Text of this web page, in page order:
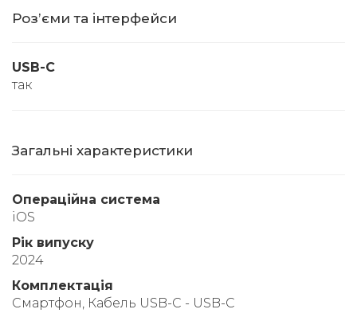
Розʼєми та інтерфейси
USB-C
так
Загальні характеристики
Операційна система
iOS
Рік випуску
2024
Комплектація
Смартфон, Кабель USB-C - USB-C